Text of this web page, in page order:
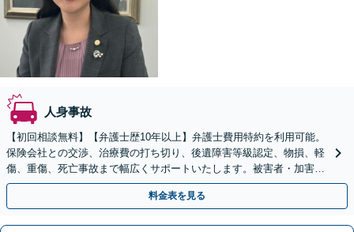
人身事故
【初回相談無料】【弁護士歴10年以上】弁護士費用特約を利用可能。
保険会社との交渉、治療費の打ち切り、後遺障害等級認定、物損、軽
傷、重傷、死亡事故まで幅広くサポートいたします。被害者・加害者
どちらも対応可能です【日本大通駅3分・関内駅8分】
料金表を見る